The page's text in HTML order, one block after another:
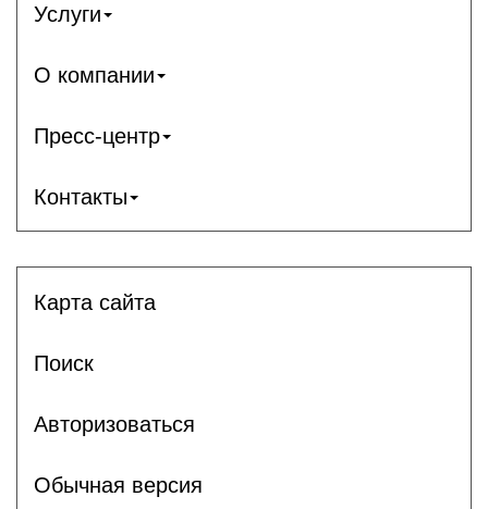
Услуги
О компании
Пресс-центр
Контакты
Карта сайта
Поиск
Авторизоваться
Обычная версия